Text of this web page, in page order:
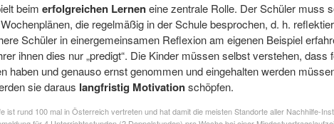
beim erfolgreichen Lerneneine zentrale Rolle. Der Schüler muss
die regelmäßig in der Schule besprochen, d. h.
Schüler in einergemeinsamen Reflexion am eigenen Beispiel
ihnen dies nur „predigt“. Die Kinder müssen selbst verstehen,
haben und genauso ernst genommen und eingehalten werden
sie daraus langfristig Motivationschöpfen.
ist rund 100 mal in Österreich vertreten und hat damit die meisten Standorte aller Nachhilfe-